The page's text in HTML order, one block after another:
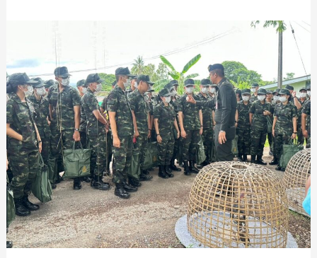
นศพ.วพม.
ศึกษา
ดู
งาน
โครงการ
พระ
ราช
ดำ
ริฯ
เรื่อง
การ